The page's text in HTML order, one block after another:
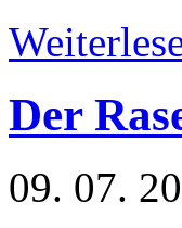
Der
09. 07.